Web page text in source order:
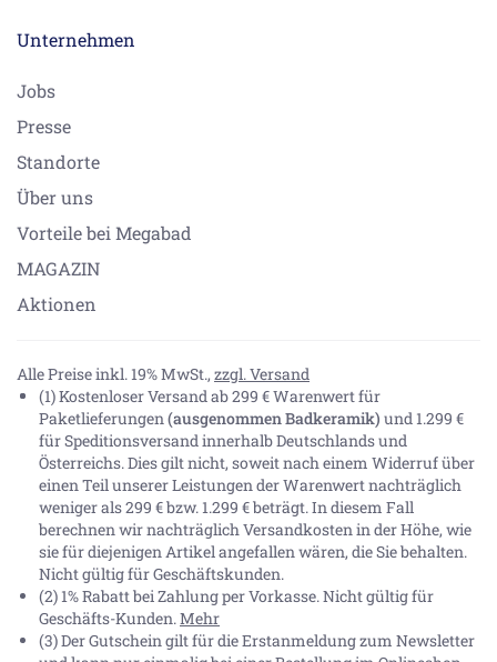
Unternehmen
Jobs
Presse
Standorte
Über uns
Vorteile bei Megabad
MAGAZIN
Aktionen
Alle Preise inkl. 19% MwSt., zzgl. Versand
(1) Kostenloser Versand ab 299 € Warenwert für
Paketlieferungen(ausgenommen Badkeramik) und 1.299 €
für Speditionsversand innerhalb Deutschlands und
Österreichs. Dies gilt nicht, soweit nach einem Widerruf über
einen Teil unserer Leistungen der Warenwert nachträglich
weniger als 299 € bzw. 1.299 € beträgt. In diesem Fall
berechnen wir nachträglich Versandkosten in der Höhe, wie
sie für diejenigen Artikel angefallen wären, die Sie behalten.
Nicht gültig für Geschäftskunden.
(2) 1% Rabatt bei Zahlung per Vorkasse. Nicht gültig für
Geschäfts-Kunden.Mehr
(3) Der Gutschein gilt für die Erstanmeldung zum Newsletter